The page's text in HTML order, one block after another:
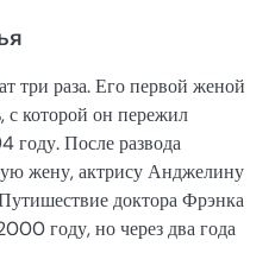
три раза. Его первой женой
с которой он пережил
году. После развода
жену, актрису Анджелину
доктора Фрэнка
году, но через два года